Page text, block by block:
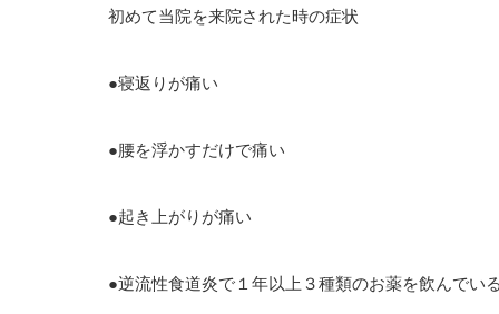
初めて当院を来院された時の症状
●寝返りが痛い
●腰を浮かすだけで痛い
●起き上がりが痛い
●逆流性食道炎で１年以上３種類のお薬を飲んでいる